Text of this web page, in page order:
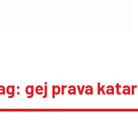
gej prava katar